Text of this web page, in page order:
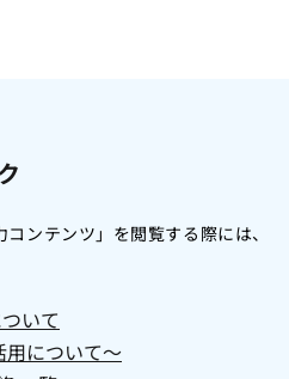
ンテンツ」を閲覧する際には、
いて
について〜